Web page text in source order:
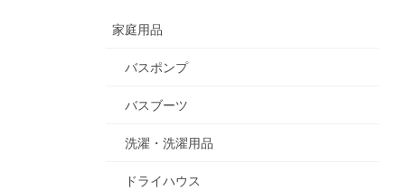
家庭用品
バスポンプ
バスブーツ
洗濯・洗濯用品
ドライハウス